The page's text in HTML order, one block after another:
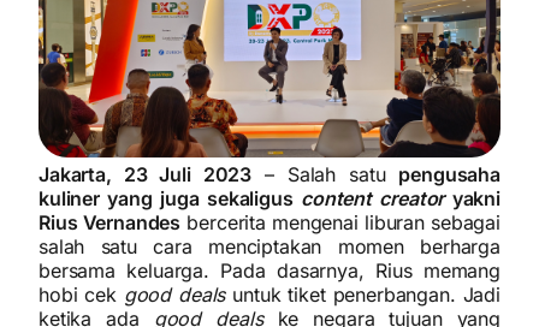
Jakarta, 23 Juli 2023 – Salah satu pengusaha
kuliner yang juga sekaligus content creatoryakni
Rius Vernandes bercerita mengenai liburan sebagai
salah satu cara menciptakan momen berharga
bersama keluarga. Pada dasarnya, Rius memang
hobi cek good dealsuntuk tiket penerbangan. Jadi
ketika ada good dealske negara tujuan yang